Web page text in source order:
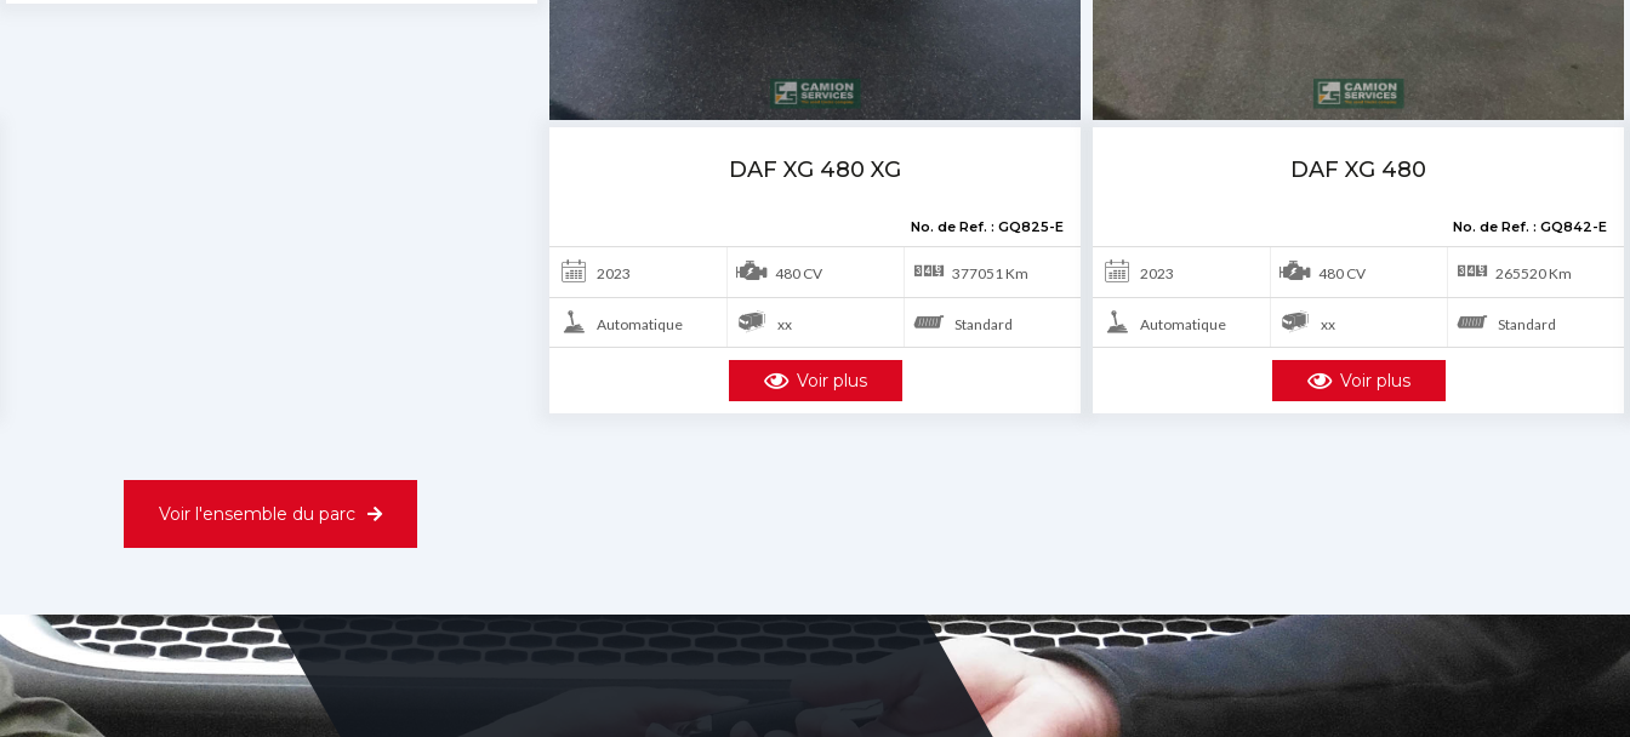
DAF XG 480
No. de Ref. : GQ842-E
2023 480 CV 265520 Km
Automatique xx Standard
Voir plus
DAF CF 480 FAX Polybenne
No. de Ref. : GX537-E
2024 480 CV 2495 Km
Automatique xx Polybenne
Voir plus
Voir l'ensemble du parc